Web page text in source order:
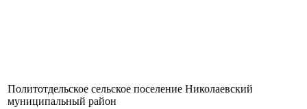
Политотдельское сельское поселение Николаевский
муниципальный район